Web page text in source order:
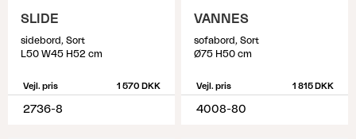
SLIDE
sidebord, Sort
L50 W45 H52 cm
Vejl. pris 1 570 DKK
2736-8
VANNES
sofabord, Sort
Ø75 H50 cm
Vejl. pris 1 815 DKK
4008-80